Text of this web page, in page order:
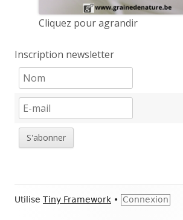
Cliquez pour agrandir
Inscription newsletter
S'abonner
Contenu
Utilise Tiny Framework • Connexion